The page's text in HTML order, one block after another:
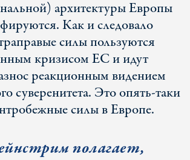
архитектуры Европы
Как и следовало
силы пользуются
кризисом ЕС и идут
реакционным видением
суверенитета. Это опять-таки
силы в Европе.
полагает,